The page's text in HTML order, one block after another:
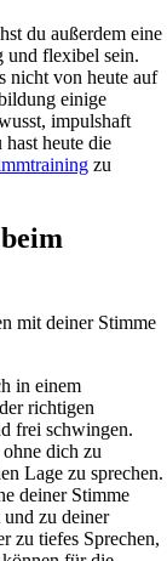
du außerdem eine
und flexibel sein.
nicht von heute auf
einige
impulshaft
heute die
zu
mit deiner Stimme
in einem
richtigen
frei schwingen.
dich zu
Lage zu sprechen.
deiner Stimme
zu deiner
zu tiefes Sprechen,